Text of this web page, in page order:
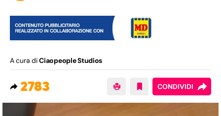
A cura diCiaopeople Studios
2783 CONDIVIDI